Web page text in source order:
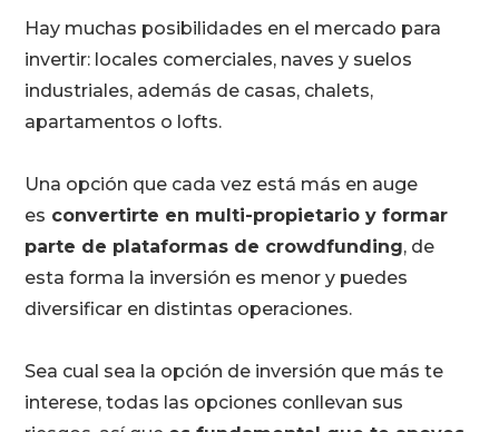
Hay muchas posibilidades en el mercado para
invertir: locales comerciales, naves y suelos
industriales, además de casas, chalets,
apartamentos o lofts.
Una opción que cada vez está más en auge
es convertirte en multi-propietario y formar
parte de plataformas de crowdfunding, de
esta forma la inversión es menor y puedes
diversificar en distintas operaciones.
Sea cual sea la opción de inversión que más te
interese, todas las opciones conllevan sus